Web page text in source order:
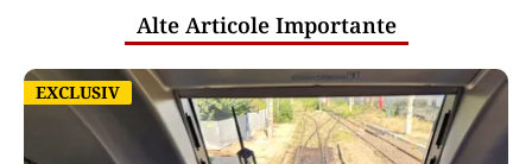
Alte Articole Importante
EXCLUSIV
EXCLUSIV